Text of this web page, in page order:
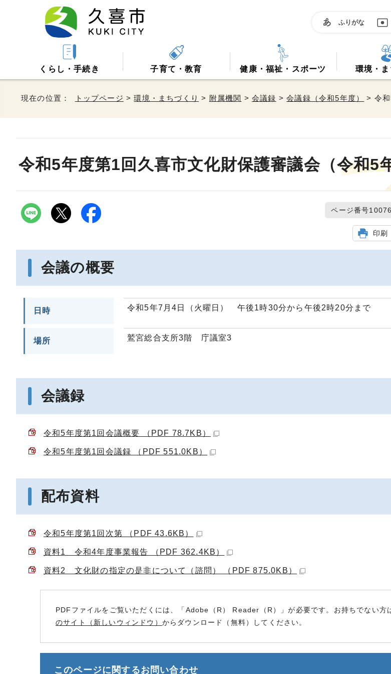
ふりがな
くらし・手続き 子育て・教育 健康・福祉・スポーツ 環境・ま
現在の位置： トップページ >環境・まちづくり > 附属機関 >会議録 >会議録（令和5年度） > 令
令和5年度第1回久喜市文化財保護審議会（令和5
ページ番号
印刷
会議の概要
日時 令和5年7月4日（火曜日） 午後1時30分から午後2時20分まで
場所 鷲宮総合支所3階 庁議室3
会議録
令和5年度第1回会議概要 （PDF 78.7KB）
令和5年度第1回会議録 （PDF 551.0KB）
配布資料
令和5年度第1回次第 （PDF 43.6KB）
資料1 令和4年度事業報告 （PDF 362.4KB）
資料2 文化財の指定の是非について（諮問） （PDF 875.0KB）
PDFファイルをご覧いただくには、「Adobe（R） Reader（R）」が必要です。お持ちでない方
のサイト（新しいウィンドウ） からダウンロード（無料）してください。
このページに関するお問い合わせ